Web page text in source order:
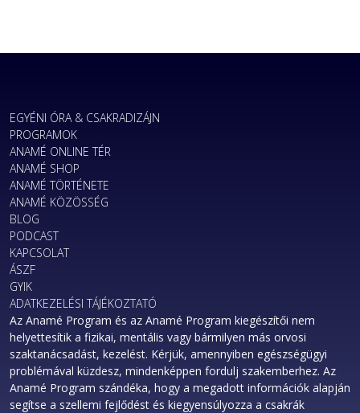
EGYÉNI ÓRA & CSAKRADIZÁJN
PROGRAMOK
ANAMÉ ONLINE TÉR
ANAMÉ SHOP
ANAMÉ TÖRTÉNETE
ANAMÉ KÖZÖSSÉG
BLOG
PODCAST
KAPCSOLAT
ÁSZF
GYIK
ADATKEZELÉSI TÁJÉKOZTATÓ
Az Anamé Program és az Anamé Program kiegészítői nem
helyettesítik a fizikai, mentális vagy bármilyen más orvosi
szaktanácsadást, kezelést. Kérjük, amennyiben egészségügyi
problémával küzdesz, mindenképpen fordulj szakemberhez. Az
Anamé Program szándéka, hogy a megadott információk alapján
segítse a szellemi fejlődést és kiegyensúlyozza a csakrák